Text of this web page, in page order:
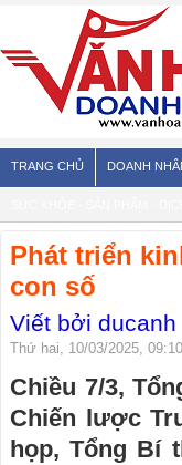
TRANG CHỦ DOANH
Phát triển
con số
Viết bởi ducanh
Thứ hai, 10/03/2025,
Chiều 7/3,
Chiến lược
họp, Tổng Bí